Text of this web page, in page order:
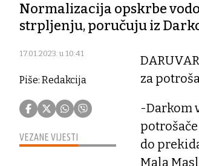
Normalizacija opskrbe
strpljenju, poručuju iz
17.01.2023. u 10:41
Piše: Redakcija
VEZANE VIJESTI
za
-Darkom
do
Mala